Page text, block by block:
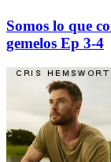
Somos lo que
gemelos Ep 3-4